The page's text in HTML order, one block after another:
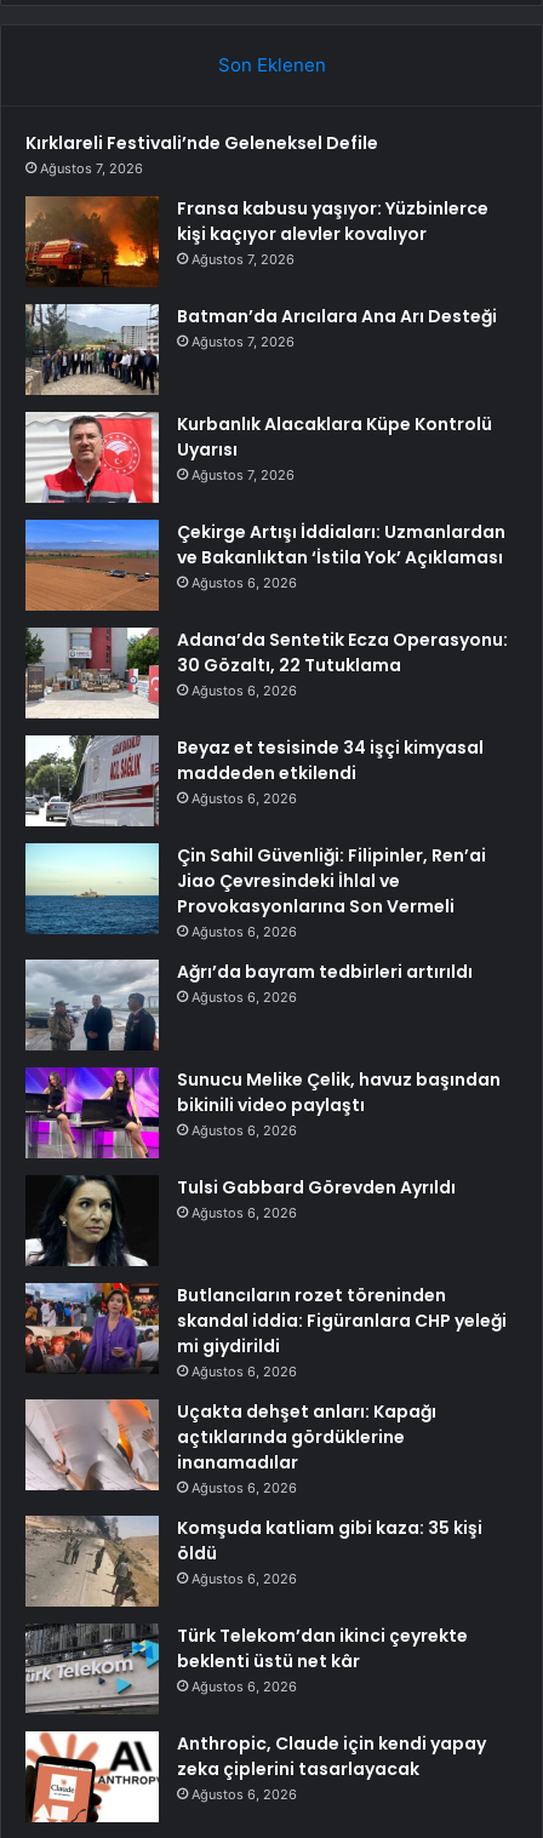
Son Eklenen
Kırklareli Festivali’nde Geleneksel Defile
Ağustos 7, 2026
Fransa kabusu yaşıyor: Yüzbinlerce
kişi kaçıyor alevler kovalıyor
Ağustos 7, 2026
Batman’da Arıcılara Ana Arı Desteği
Ağustos 7, 2026
Kurbanlık Alacaklara Küpe Kontrolü
Uyarısı
Ağustos 7, 2026
Çekirge Artışı İddiaları: Uzmanlardan
ve Bakanlıktan ‘İstila Yok’ Açıklaması
Ağustos 6, 2026
Adana’da Sentetik Ecza Operasyonu:
30 Gözaltı, 22 Tutuklama
Ağustos 6, 2026
Beyaz et tesisinde 34 işçi kimyasal
maddeden etkilendi
Ağustos 6, 2026
Çin Sahil Güvenliği: Filipinler, Ren’ai
Jiao Çevresindeki İhlal ve
Provokasyonlarına Son Vermeli
Ağustos 6, 2026
Ağrı’da bayram tedbirleri artırıldı
Ağustos 6, 2026
Sunucu Melike Çelik, havuz başından
bikinili video paylaştı
Ağustos 6, 2026
Tulsi Gabbard Görevden Ayrıldı
Ağustos 6, 2026
Butlancıların rozet töreninden
skandal iddia: Figüranlara CHP yeleği
mi giydirildi
Ağustos 6, 2026
Uçakta dehşet anları: Kapağı
açtıklarında gördüklerine
inanamadılar
Ağustos 6, 2026
Komşuda katliam gibi kaza: 35 kişi
öldü
Ağustos 6, 2026
Türk Telekom’dan ikinci çeyrekte
beklenti üstü net kâr
Ağustos 6, 2026
Anthropic, Claude için kendi yapay
zeka çiplerini tasarlayacak
Ağustos 6, 2026